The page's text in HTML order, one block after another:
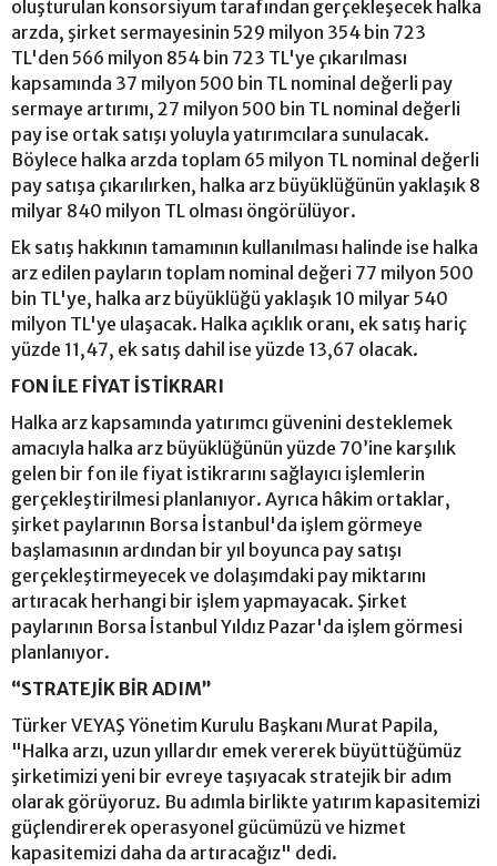
oluşturulan konsorsiyum tarafından gerçekleşecek halka
arzda, şirket sermayesinin 529 milyon 354 bin 723
TL'den 566 milyon 854 bin 723 TL'ye çıkarılması
kapsamında 37 milyon 500 bin TL nominal değerli pay
sermaye artırımı, 27 milyon 500 bin TL nominal değerli
pay ise ortak satışı yoluyla yatırımcılara sunulacak.
Böylece halka arzda toplam 65 milyon TL nominal değerli
pay satışa çıkarılırken, halka arz büyüklüğünün yaklaşık 8
milyar 840 milyon TL olması öngörülüyor.
Ek satış hakkının tamamının kullanılması halinde ise halka
arz edilen payların toplam nominal değeri 77 milyon 500
bin TL'ye, halka arz büyüklüğü yaklaşık 10 milyar 540
milyon TL'ye ulaşacak. Halka açıklık oranı, ek satış hariç
yüzde 11,47, ek satış dahil ise yüzde 13,67 olacak.
FON İLE FİYAT İSTİKRARI
Halka arz kapsamında yatırımcı güvenini desteklemek
amacıyla halka arz büyüklüğünün yüzde 70’ine karşılık
gelen bir fon ile fiyat istikrarını sağlayıcı işlemlerin
gerçekleştirilmesi planlanıyor. Ayrıca hâkim ortaklar,
şirket paylarının Borsa İstanbul'da işlem görmeye
başlamasının ardından bir yıl boyunca pay satışı
gerçekleştirmeyecek ve dolaşımdaki pay miktarını
artıracak herhangi bir işlem yapmayacak. Şirket
paylarının Borsa İstanbul Yıldız Pazar'da işlem görmesi
planlanıyor.
“STRATEJİK BİR ADIM”
Türker VEYAŞ Yönetim Kurulu Başkanı Murat Papila,
"Halka arzı, uzun yıllardır emek vererek büyüttüğümüz
şirketimizi yeni bir evreye taşıyacak stratejik bir adım
olarak görüyoruz. Bu adımla birlikte yatırım kapasitemizi
güçlendirerek operasyonel gücümüzü ve hizmet
kapasitemizi daha da artıracağız" dedi.